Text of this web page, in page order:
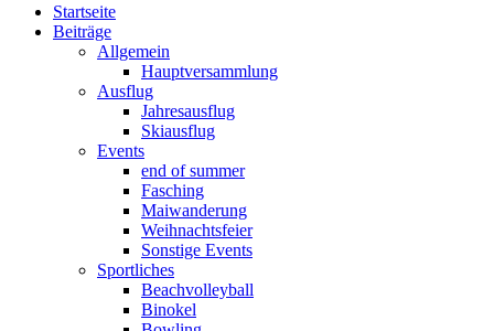
Startseite
Beiträge
Allgemein
Hauptversammlung
Ausflug
Jahresausflug
Skiausflug
Events
end of summer
Fasching
Maiwanderung
Weihnachtsfeier
Sonstige Events
Sportliches
Beachvolleyball
Binokel